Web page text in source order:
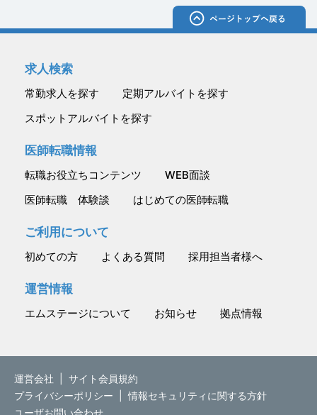
求人検索
常勤求人を探す
定期アルバイトを探す
スポットアルバイトを探す
医師転職情報
転職お役立ちコンテンツ
WEB面談
医師転職 体験談
はじめての医師転職
ご利用について
初めての方 よくある質問 採用担当者様へ
運営情報
エムステージについて お知らせ 拠点情報
運営会社
サイト会員規約
プライバシーポリシー
情報セキュリティに関する方針
ユーザお問い合わせ